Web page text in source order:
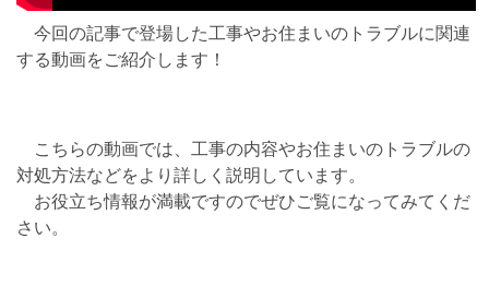
今回の記事で登場した工事やお住まいのトラブルに関連
する動画をご紹介します！
こちらの動画では、工事の内容やお住まいのトラブルの
対処方法などをより詳しく説明しています。
お役立ち情報が満載ですのでぜひご覧になってみてくだ
さい。